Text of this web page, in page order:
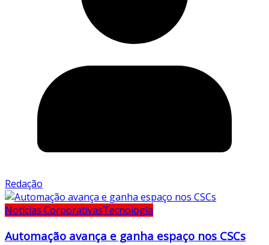
Redação
Notícias CorporativasTecnologia
Automação avança e ganha espaço nos CSCs